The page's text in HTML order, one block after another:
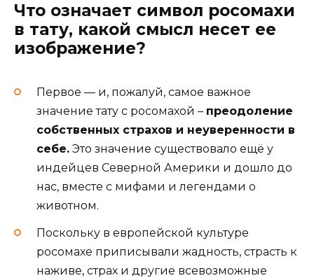
Что означает символ росомахи
в тату, какой смысл несет ее
изображение?
Первое — и, пожалуй, самое важное
значение тату с росомахой – преодоление
собственных страхов и неуверенности в
себе. Это значение существовало ещё у
индейцев Северной Америки и дошло до
нас, вместе с мифами и легендами о
животном.
Поскольку в европейской культуре
росомахе приписывали жадность, страсть к
наживе, страх и другие всевозможные